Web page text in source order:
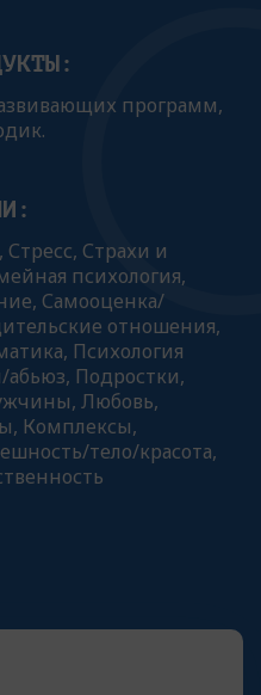
программ,
Страхи и
психология,
Самооценка/
отношения,
Психология
Подростки,
Любовь,
Комплексы,
тело/красота,